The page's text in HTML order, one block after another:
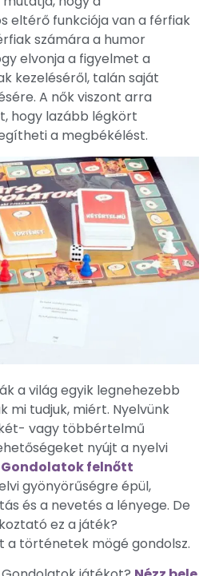
eltérő funkciója van a férfiak
számára a humor
elvonja a figyelmet a
kezeléséről, talán saját
A nők viszont arra
hogy lazább légkört
a megbékélést.
a világ egyik legnehezebb
mi tudjuk, miért. Nyelvünk
vagy többértelmű
nyújt a nyelvi
felnőtt
gyönyörűségre épül,
és a nevetés a lényege. De
ez a játék?
a történetek mögé gondolsz.